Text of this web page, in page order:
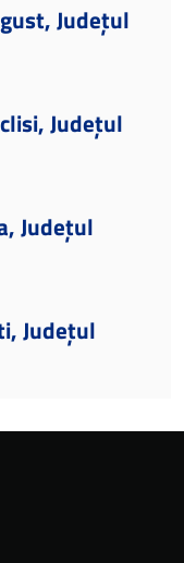
Județul
Județul
Județul
Județul